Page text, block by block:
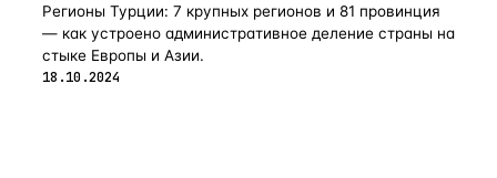
Регионы Турции: 7 крупных регионов и 81 провинция
— как устроено административное деление страны на
стыке Европы и Азии.
18.10.2024